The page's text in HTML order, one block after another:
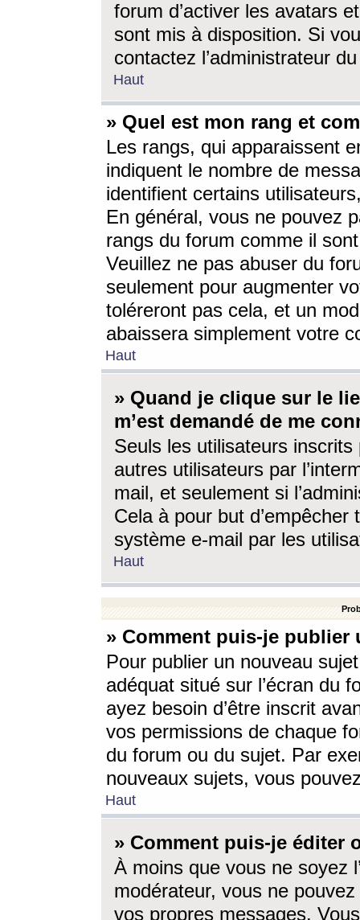
forum d’activer les avatars
sont mis à disposition. Si
contactez l’administrateur
Haut
» Quel est mon rang et
Les rangs, qui apparaissent
indiquent le nombre de
identifient certains
En général, vous ne pouvez
rangs du forum comme il
Veuillez ne pas abuser du
seulement pour augmenter
toléreront pas cela, et un
abaissera simplement votre
Haut
» Quand je clique sur le
m’est demandé de me
Seuls les utilisateurs
autres utilisateurs par
mail, et seulement si
Cela à pour but
système e-mail par les
Haut
» Comment puis-je
Pour publier un nouveau
adéquat situé sur l’écran du
ayez besoin d’être inscrit
vos permissions de chaque
du forum ou du sujet. Par
nouveaux sujets, vous
Haut
» Comment puis-je éditer
À moins que vous ne soyez
modérateur, vous ne
vos propres messages.